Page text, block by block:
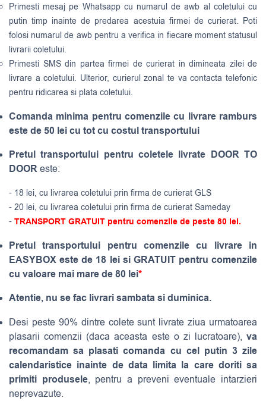
Primesti mesaj pe Whatsapp cu numarul de awb al coletului cu
putin timp inainte de predarea acestuia firmei de curierat. Poti
folosi numarul de awb pentru a verifica in fiecare moment statusul
livrarii coletului.
Primesti SMS din partea firmei de curierat in dimineata zilei de
livrare a coletului. Ulterior, curierul zonal te va contacta telefonic
pentru ridicarea si plata coletului.
Comanda minima pentru comenzile cu livrare ramburs
este de 50 lei cu tot cu costul transportului
Pretul transportului pentru coletele livrate DOOR TO
DOOReste:
- 18 lei, cu livrarea coletului prin firma de curierat GLS
- 20 lei, cu livrarea coletului prin firma de curierat Sameday
- TRANSPORT GRATUIT pentru comenzile de peste 80 lei.
Pretul transportului pentru comenzile cu livrare in
EASYBOX este de 18 lei si GRATUIT pentru comenzile
cu valoare mai mare de 80 lei*
Atentie, nu se fac livrari sambata si duminica.
Desi peste 90% dintre colete sunt livrate ziua urmatoarea
plasarii comenzii (daca aceasta este o zi lucratoare), va
recomandam sa plasati comanda cu cel putin 3 zile
calendaristice inainte de data limita la care doriti sa
primiti produsele, pentru a preveni eventuale intarzieri
neprevazute.